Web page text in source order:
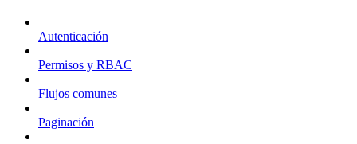
Autenticación
Permisos y RBAC
Flujos comunes
Paginación